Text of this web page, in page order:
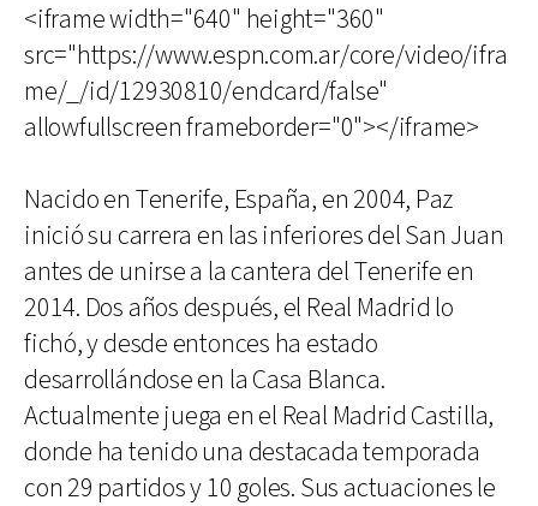
<iframe width="640" height="360"
src="https://www.espn.com.ar/core/video/ifra
me/_/id/12930810/endcard/false"
allowfullscreen frameborder="0"></iframe>
Nacido en Tenerife, España, en 2004, Paz
inició su carrera en las inferiores del San Juan
antes de unirse a la cantera del Tenerife en
2014. Dos años después, el Real Madrid lo
fichó, y desde entonces ha estado
desarrollándose en la Casa Blanca.
Actualmente juega en el Real Madrid Castilla,
donde ha tenido una destacada temporada
con 29 partidos y 10 goles. Sus actuaciones le